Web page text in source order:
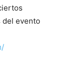
del evento